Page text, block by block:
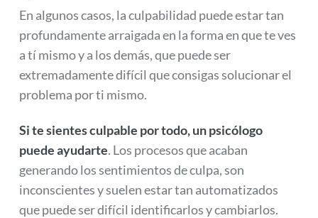
En algunos casos, la culpabilidad puede estar tan
profundamente arraigada en la forma en que te ves
a tí mismo y a los demás, que puede ser
extremadamente difícil que consigas solucionar el
problema por ti mismo.
Si te sientes culpable por todo, un psicólogo
puede ayudarte. Los procesos que acaban
generando los sentimientos de culpa, son
inconscientes y suelen estar tan automatizados
que puede ser difícil identificarlos y cambiarlos.